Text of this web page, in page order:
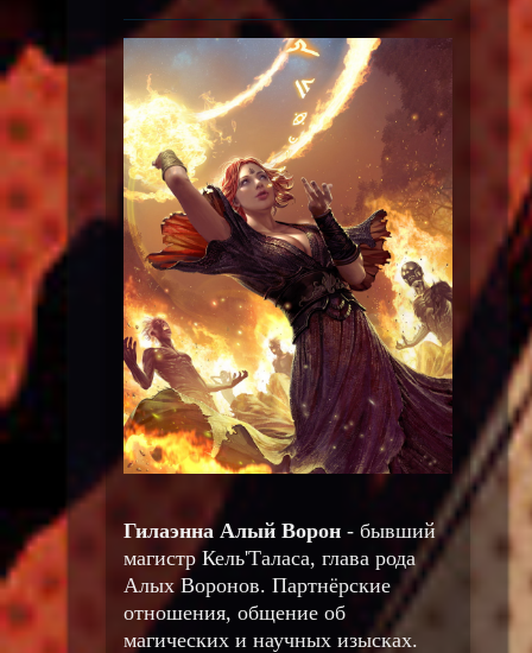
Гилаэнна Алый Ворон - бывший
магистр Кель'Таласа, глава рода
Алых Воронов. Партнёрские
отношения, общение об
магических и научных изысках.